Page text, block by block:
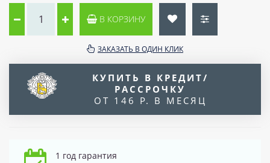
В КОРЗИНУ
ЗАКАЗАТЬ В ОДИН КЛИК
КУПИТЬ В КРЕДИТ/
РАССРОЧКУ
ОТ 146 Р. В МЕСЯЦ
1 год гарантия